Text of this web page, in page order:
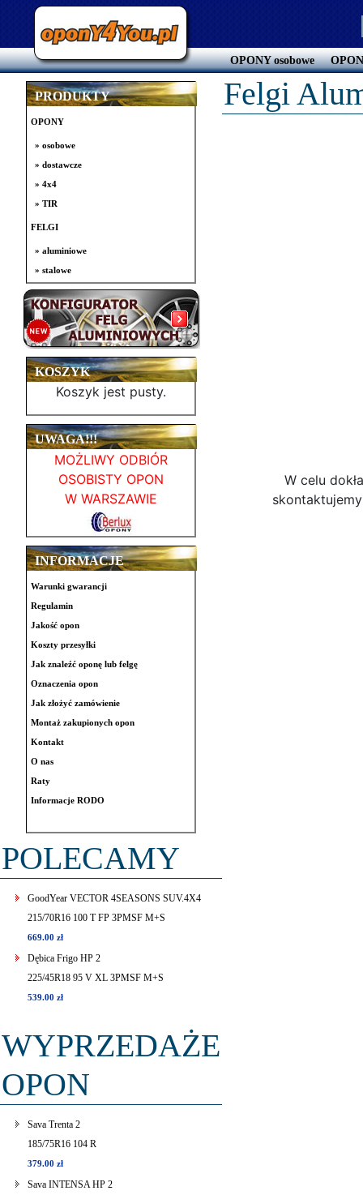
OPONY osobowe
PRODUKTY
OPONY
» osobowe
» dostawcze
» 4x4
» TIR
FELGI
» aluminiowe
» stalowe
KOSZYK
Koszyk jest pusty.
UWAGA!!!
MOŻLIWY ODBIÓR
OSOBISTY OPON
W WARSZAWIE
INFORMACJE
Warunki gwarancji
Regulamin
Jakość opon
Koszty przesyłki
Jak znaleźć oponę lub felgę
Oznaczenia opon
Jak złożyć zamówienie
Montaż zakupionych opon
Kontakt
O nas
Raty
Informacje RODO
POLECAMY
GoodYear VECTOR 4SEASONS SUV.4X4
215/70R16 100 T FP 3PMSF M+S
669.00 zł
Dębica Frigo HP 2
225/45R18 95 V XL 3PMSF M+S
539.00 zł
WYPRZEDAŻE
OPON
Sava Trenta 2
185/75R16 104 R
379.00 zł
Sava INTENSA HP 2
Felgi
W celu